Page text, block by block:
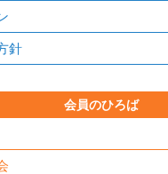
針
会員のひろば